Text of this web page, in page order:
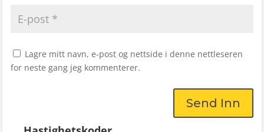
Lagre mitt navn, e-post og nettside i denne nettleseren
for neste gang jeg kommenterer.
Send Inn